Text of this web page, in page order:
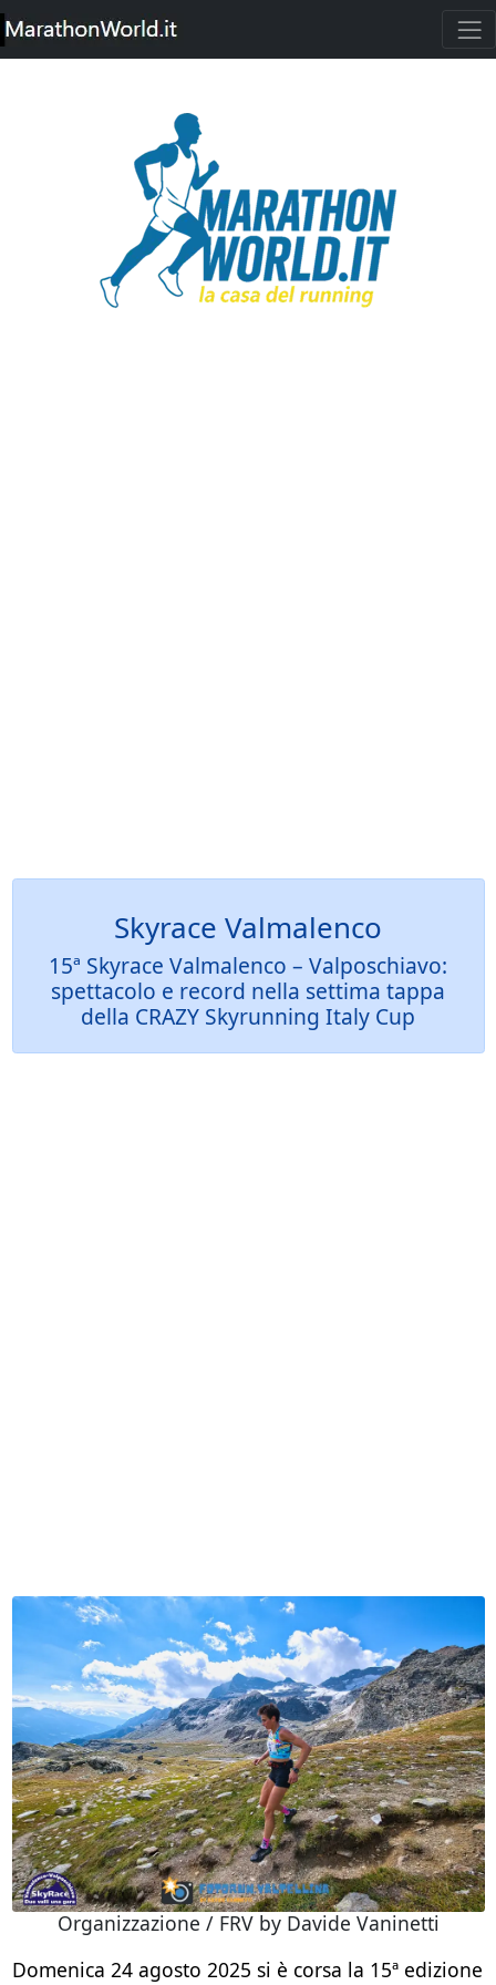
Skyrace Valmalenco
15ª Skyrace Valmalenco – Valposchiavo:
spettacolo e record nella settima tappa
della CRAZY Skyrunning Italy Cup
Organizzazione / FRV by Davide Vaninetti
Domenica 24 agosto 2025 si è corsa la 15ª edizione